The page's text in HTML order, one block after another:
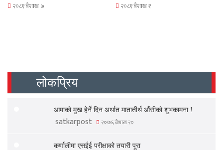
२०८१ बैशाख ७ २०८१ बैशाख १
लोकप्रिय
आमाको मुख हेर्ने दिन अर्थात मातातीर्थ औंसीको शुभकामना !
satkarpost २०७६ बैशाख २०
कर्णालीमा एसईई परीक्षाको तयारी पूरा